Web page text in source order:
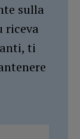
sulla
riceva
ti